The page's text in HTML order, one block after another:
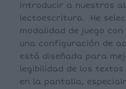
introducir a nuestros
lectoescritura. He
modalidad de juego
una configuración de
está diseñada para
legibilidad de los textos
en la pantalla,